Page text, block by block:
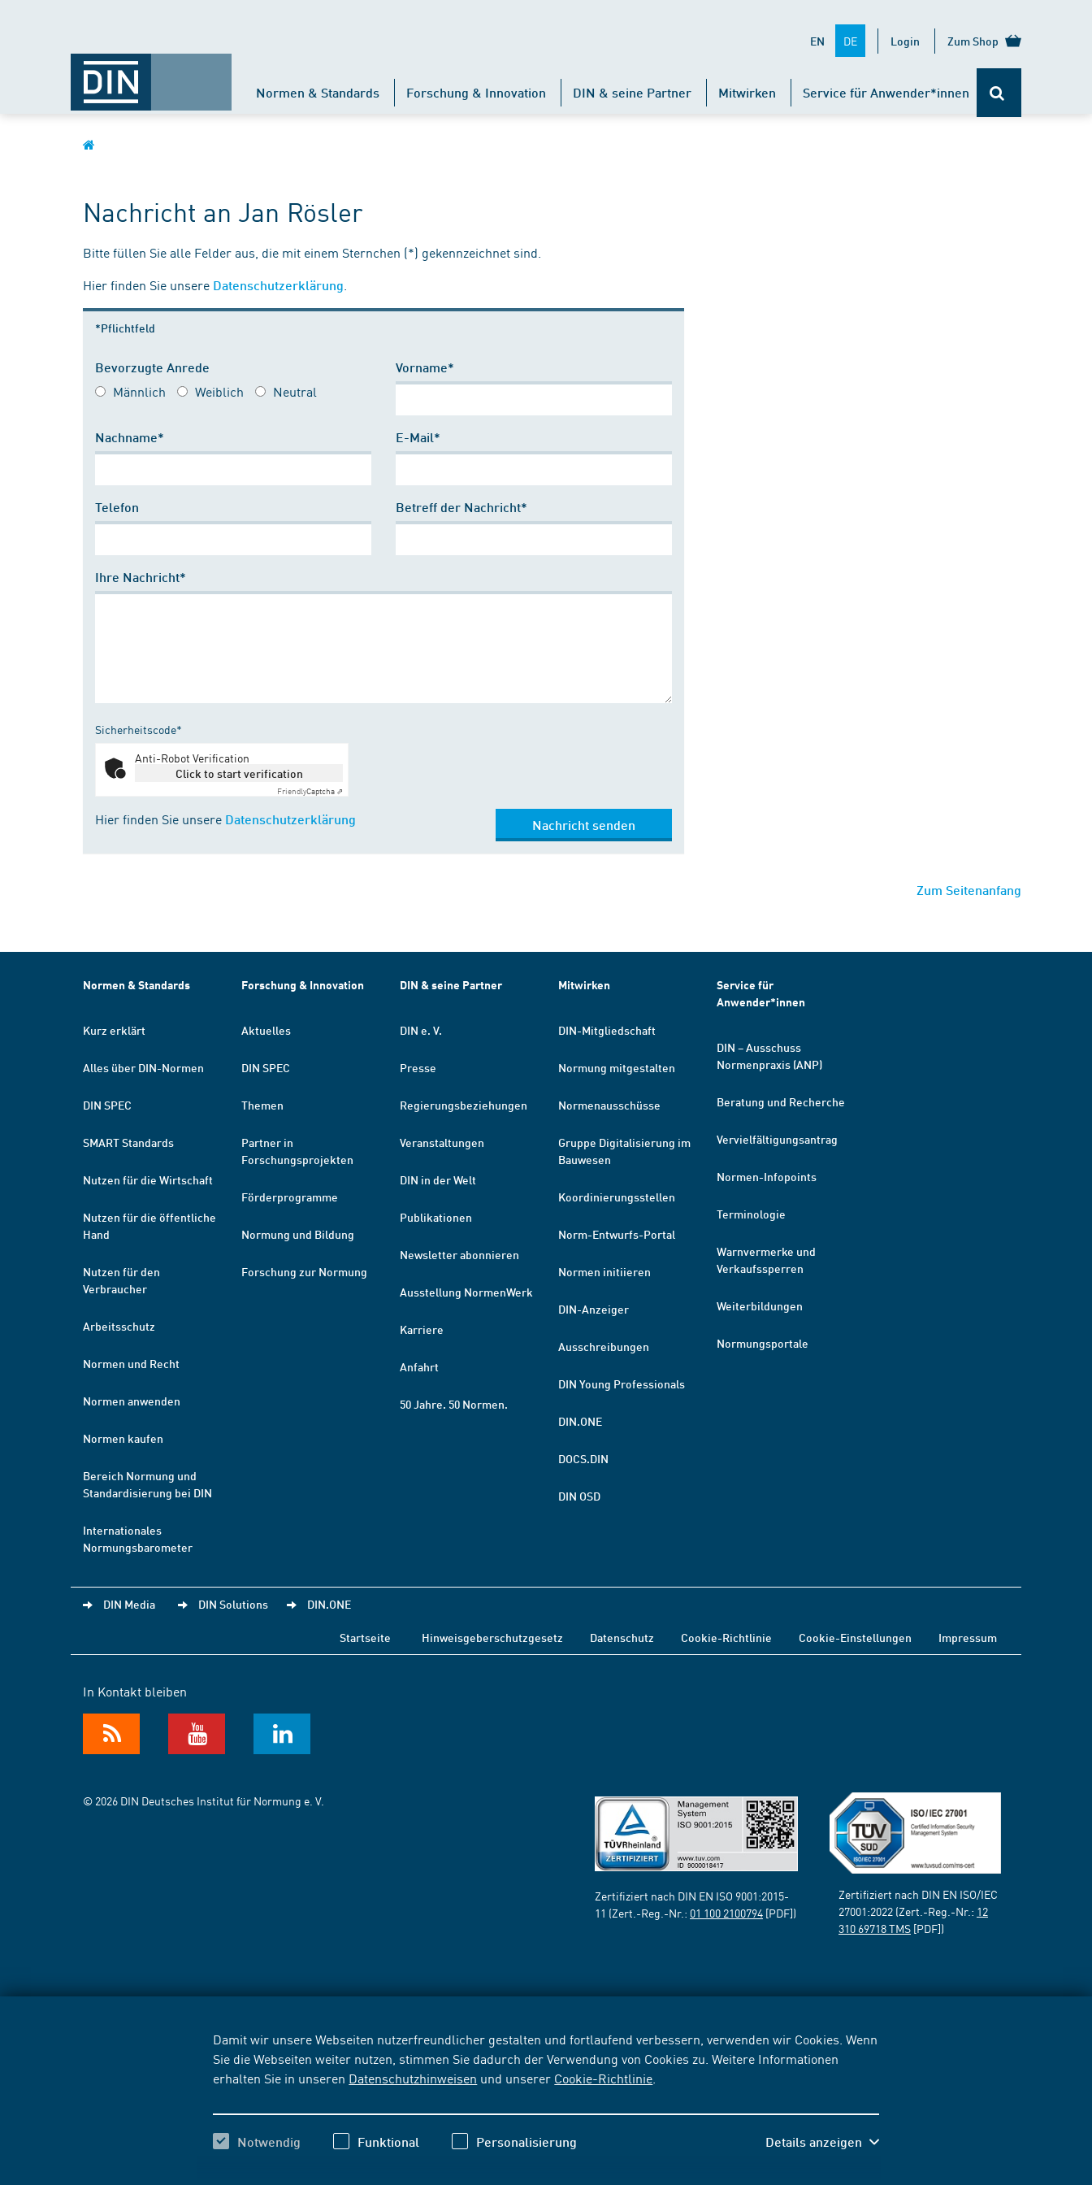
Damit wir unsere Webseiten nutzerfreundlicher gestalten und fortlaufend verbessern, verwenden wir Cookies. Wenn
Sie die Webseiten weiter nutzen, stimmen Sie dadurch der Verwendung von Cookies zu. Weitere Informationen
erhalten Sie in unseren Datenschutzhinweisen und unserer Cookie-Richtlinie
Notwendig Funktional Personalisierung Details anzeigen
EN DE Login Zum Shop
Normen & Standards Forschung & Innovation DIN & seine Partner Mitwirken Service für Anwender*innen
Nachricht an Jan Rösler
Bitte füllen Sie alle Felder aus, die mit einem Sternchen (*) gekennzeichnet sind.
Hier finden Sie unsere Datenschutzerklärung
*Pflichtfeld
Bevorzugte Anrede
Männlich Weiblich Neutral
Vorname*
Nachname* E-Mail*
Telefon Betreff der Nachricht*
Ihre Nachricht*
Sicherheitscode*
Anti-Robot Verification
Click to start verification
FriendlyCaptcha ⇗
Hier finden Sie unsere Datenschutzerklärung Nachricht senden
Zum Seitenanfang
Normen & Standards
Kurz erklärt
Alles über DIN-Normen
DIN SPEC
SMART Standards
Nutzen für die Wirtschaft
Nutzen für die öffentliche
Hand
Nutzen für den
Verbraucher
Arbeitsschutz
Normen und Recht
Normen anwenden
Normen kaufen
Bereich Normung und
Standardisierung bei DIN
Internationales
Normungsbarometer
Forschung & Innovation
Aktuelles
DIN SPEC
Themen
Partner in
Forschungsprojekten
Förderprogramme
Normung und Bildung
Forschung zur Normung
DIN & seine Partner
DIN e. V.
Presse
Regierungsbeziehungen
Veranstaltungen
DIN in der Welt
Publikationen
Newsletter abonnieren
Ausstellung NormenWerk
Karriere
Anfahrt
50 Jahre. 50 Normen.
Mitwirken
DIN-Mitgliedschaft
Normung mitgestalten
Normenausschüsse
Gruppe Digitalisierung im
Bauwesen
Koordinierungsstellen
Norm-Entwurfs-Portal
Normen initiieren
DIN-Anzeiger
Ausschreibungen
DIN Young Professionals
DIN.ONE
DOCS.DIN
DIN OSD
Service für
Anwender*innen
DIN – Ausschuss
Normenpraxis (ANP)
Beratung und Recherche
Vervielfältigungsantrag
Normen-Infopoints
Terminologie
Warnvermerke und
Verkaufssperren
Weiterbildungen
Normungsportale
DIN Media DIN Solutions DIN.ONE
Startseite Hinweisgeberschutzgesetz Datenschutz Cookie-Richtlinie Cookie-Einstellungen Impressum
In Kontakt bleiben
© 2026 DIN Deutsches Institut für Normung e. V.
Zertifiziert nach DIN EN ISO 9001:2015-
11 (Zert.-Reg.-Nr.: 01 100 2100794 [PDF])
Zertifiziert nach DIN EN ISO/IEC
27001:2022 (Zert.-Reg.-Nr.: 12
310 69718 TMS [PDF])